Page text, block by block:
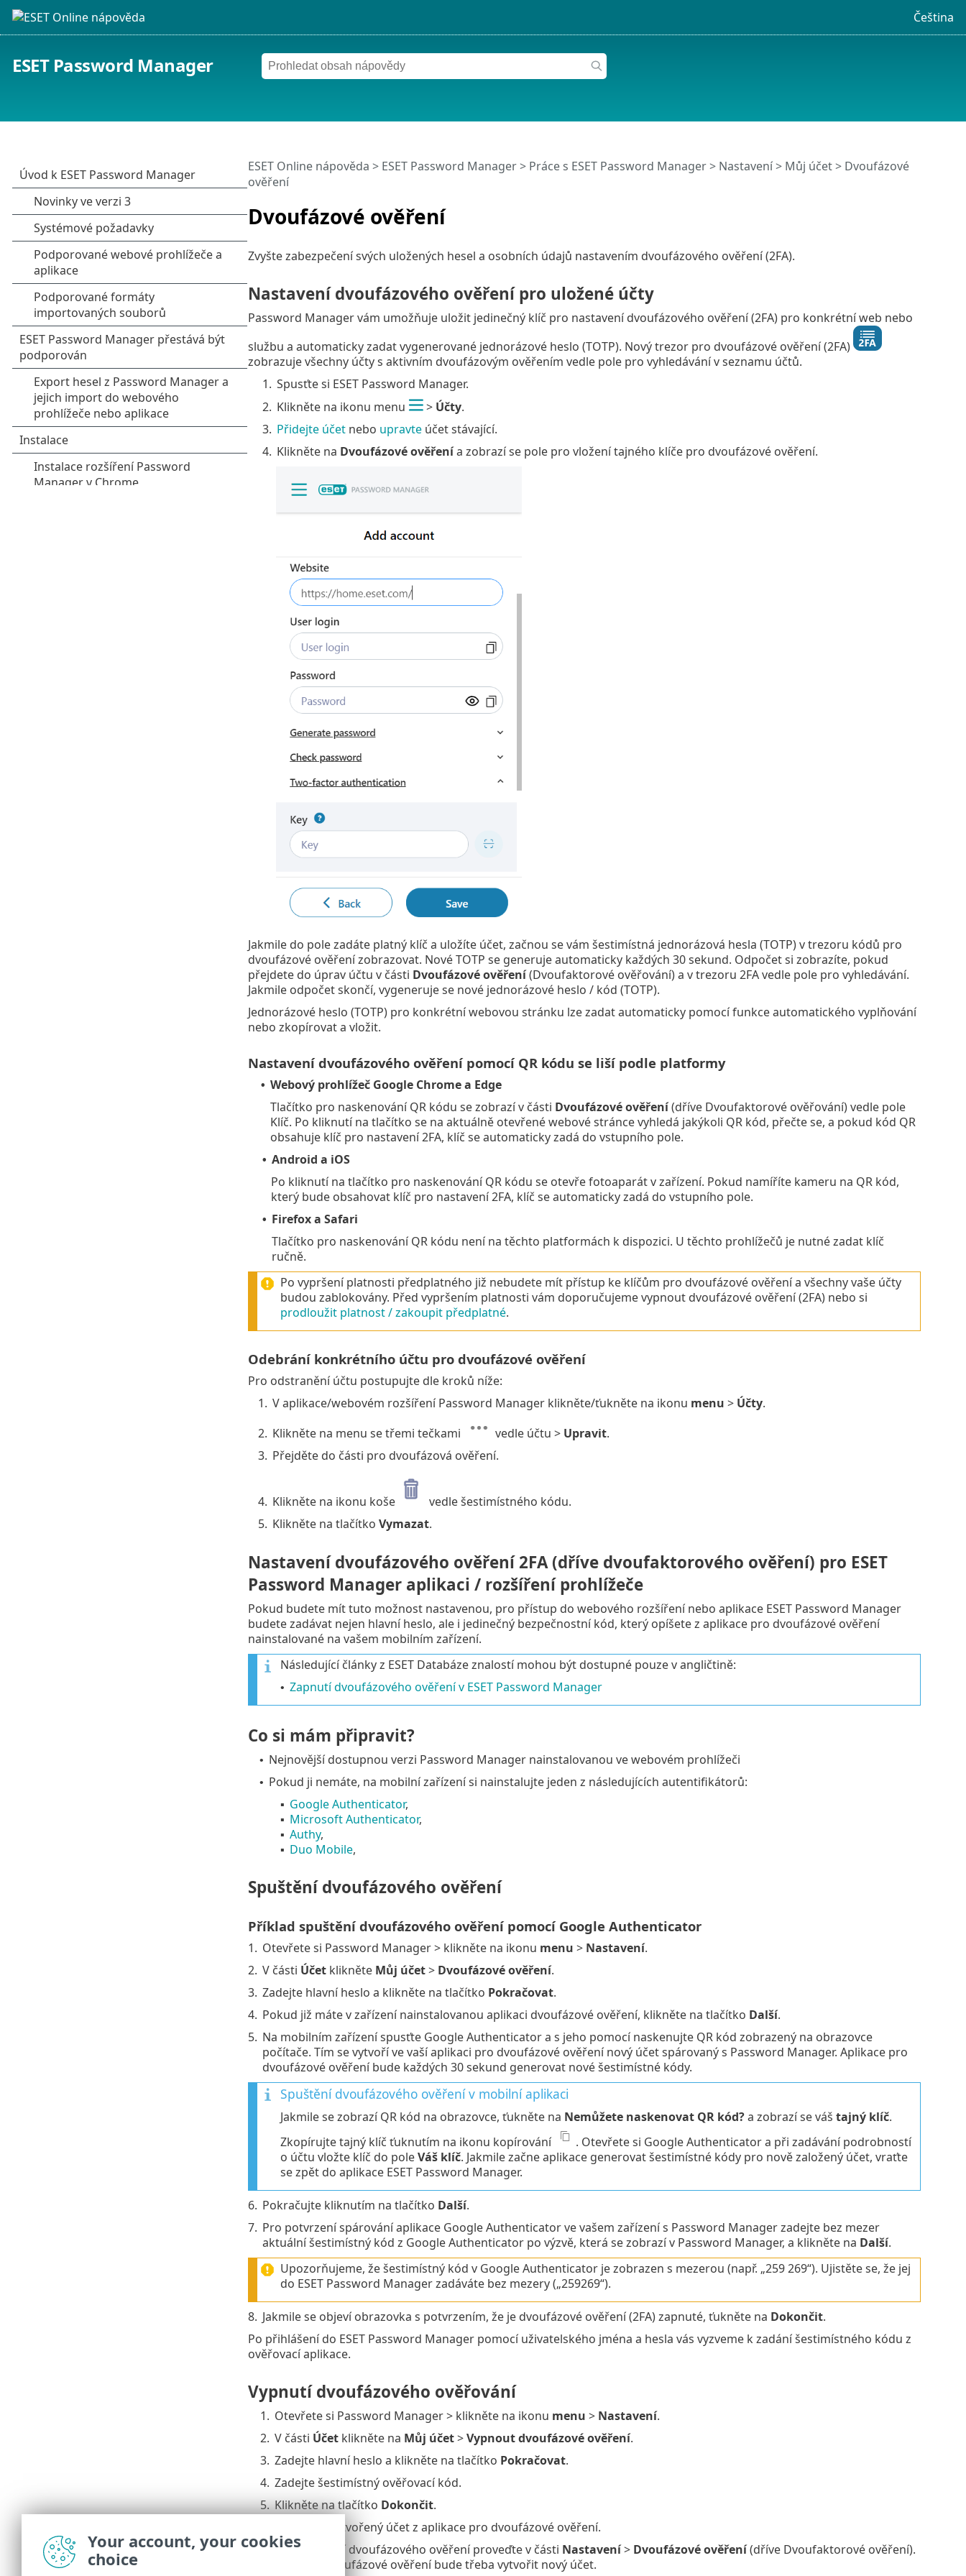
Čeština
ESET Password Manager
Dvoufázové ověření
ESET Online nápověda > ESET Password Manager> Práce s ESET Password Manager> Nastavení> Můj účet> Dvoufázové
ověření
Zvyšte zabezpečení svých uložených hesel a osobních údajů nastavením dvoufázového ověření (2FA).
Nastavení dvoufázového ověření pro uložené účty
Password Manager vám umožňuje uložit jedinečný klíč pro nastavení dvoufázového ověření (2FA) pro konkrétní web nebo
službu a automaticky zadat vygenerované jednorázové heslo (TOTP). Nový trezor pro dvoufázové ověření (2FA)
zobrazuje všechny účty s aktivním dvoufázovým ověřením vedle pole pro vyhledávání v seznamu účtů.
1. Spusťte si ESET Password Manager.
2. Klikněte na ikonu menu > Účty.
3. Přidejte účetnebo upravteúčet stávající.
4. Klikněte na Dvoufázové ověřenía zobrazí se pole pro vložení tajného klíče pro dvoufázové ověření.
Jakmile do pole zadáte platný klíč a uložíte účet, začnou se vám šestimístná jednorázová hesla (TOTP) v trezoru kódů pro
dvoufázové ověření zobrazovat. Nové TOTP se generuje automaticky každých 30 sekund. Odpočet si zobrazíte, pokud
přejdete do úprav účtu v části Dvoufázové ověření(Dvoufaktorové ověřování) a v trezoru 2FA vedle pole pro vyhledávání.
Jakmile odpočet skončí, vygeneruje se nové jednorázové heslo / kód (TOTP).
Jednorázové heslo (TOTP) pro konkrétní webovou stránku lze zadat automaticky pomocí funkce automatického vyplňování
nebo zkopírovat a vložit.
Nastavení dvoufázového ověření pomocí QR kódu se liší podle platformy
• Webový prohlížeč Google Chrome a Edge
Tlačítko pro naskenování QR kódu se zobrazí v části Dvoufázové ověření(dříve Dvoufaktorové ověřování) vedle pole
Klíč. Po kliknutí na tlačítko se na aktuálně otevřené webové stránce vyhledá jakýkoli QR kód, přečte se, a pokud kód QR
obsahuje klíč pro nastavení 2FA, klíč se automaticky zadá do vstupního pole.
• Android a iOS
Po kliknutí na tlačítko pro naskenování QR kódu se otevře fotoaparát v zařízení. Pokud namíříte kameru na QR kód,
který bude obsahovat klíč pro nastavení 2FA, klíč se automaticky zadá do vstupního pole.
• Firefox a Safari
Tlačítko pro naskenování QR kódu není na těchto platformách k dispozici. U těchto prohlížečů je nutné zadat klíč
ručně.
Po vypršení platnosti předplatného již nebudete mít přístup ke klíčům pro dvoufázové ověření a všechny vaše účty
budou zablokovány. Před vypršením platnosti vám doporučujeme vypnout dvoufázové ověření (2FA) nebo si
prodloužit platnost / zakoupit předplatné.
Odebrání konkrétního účtu pro dvoufázové ověření
Pro odstranění účtu postupujte dle kroků níže:
1. V aplikace/webovém rozšíření Password Manager klikněte/ťukněte na ikonu menu > Účty.
2. Klikněte na menu se třemi tečkami vedle účtu > Upravit.
3. Přejděte do části pro dvoufázová ověření.
4. Klikněte na ikonu koše
vedle šestimístného kódu.
5. Klikněte na tlačítko Vymazat.
Nastavení dvoufázového ověření 2FA (dříve dvoufaktorového ověření) pro ESET
Password Manager aplikaci / rozšíření prohlížeče
Pokud budete mít tuto možnost nastavenou, pro přístup do webového rozšíření nebo aplikace ESET Password Manager
budete zadávat nejen hlavní heslo, ale i jedinečný bezpečnostní kód, který opíšete z aplikace pro dvoufázové ověření
nainstalované na vašem mobilním zařízení.
Následující články z ESET Databáze znalostí mohou být dostupné pouze v angličtině:
• Zapnutí dvoufázového ověření v ESET Password Manager
Co si mám připravit?
• Nejnovější dostupnou verzi Password Manager nainstalovanou ve webovém prohlížeči
• Pokud ji nemáte, na mobilní zařízení si nainstalujte jeden z následujících autentifikátorů:
▪ Google Authenticator,
▪ Microsoft Authenticator,
▪ Authy,
▪ Duo Mobile,
Spuštění dvoufázového ověření
Příklad spuštění dvoufázového ověření pomocí Google Authenticator
1. Otevřete si Password Manager > klikněte na ikonu menu > Nastavení.
2. V části Účetklikněte Můj účet> Dvoufázové ověření.
3. Zadejte hlavní heslo a klikněte na tlačítko Pokračovat.
4. Pokud již máte v zařízení nainstalovanou aplikaci dvoufázové ověření, klikněte na tlačítko Další.
5. Na mobilním zařízení spusťte Google Authenticator a s jeho pomocí naskenujte QR kód zobrazený na obrazovce
počítače. Tím se vytvoří ve vaší aplikaci pro dvoufázové ověření nový účet spárovaný s Password Manager. Aplikace pro
dvoufázové ověření bude každých 30 sekund generovat nové šestimístné kódy.
Spuštění dvoufázového ověření v mobilní aplikaci
Jakmile se zobrazí QR kód na obrazovce, ťukněte na Nemůžete naskenovat QR kód?a zobrazí se váš tajný klíč.
Zkopírujte tajný klíč ťuknutím na ikonu kopírování
. Otevřete si Google Authenticator a při zadávání podrobností
o účtu vložte klíč do poleVáš klíč. Jakmile začne aplikace generovat šestimístné kódy pro nově založený účet, vraťte
se zpět do aplikace ESET Password Manager.
6. Pokračujte kliknutím na tlačítko Další.
7. Pro potvrzení spárování aplikace Google Authenticator ve vašem zařízení s Password Manager zadejte bez mezer
aktuální šestimístný kód z Google Authenticator po výzvě, která se zobrazí v Password Manager, a klikněte na Další.
Upozorňujeme, že šestimístný kód v Google Authenticator je zobrazen s mezerou (např. „259 269“). Ujistěte se, že jej
do ESET Password Manager zadáváte bez mezery („259269“).
8. Jakmile se objeví obrazovka s potvrzením, že je dvoufázové ověření (2FA) zapnuté, ťukněte na Dokončit.
Po přihlášení do ESET Password Manager pomocí uživatelského jména a hesla vás vyzveme k zadání šestimístného kódu z
ověřovací aplikace.
Vypnutí dvoufázového ověřování
1. Otevřete si Password Manager > klikněte na ikonu menu > Nastavení.
2. V části Účetklikněte na Můj účet>Vypnout dvoufázové ověření.
3. Zadejte hlavní heslo a klikněte na tlačítko Pokračovat.
4. Zadejte šestimístný ověřovací kód.
5. Klikněte na tlačítko Dokončit.
Odeberte vytvořený účet z aplikace pro dvoufázové ověření.
Opětovné zapnutí dvoufázového ověření proveďte v části Nastavení> Dvoufázové ověření(dříve Dvoufaktorové ověření).
V aplikaci pro dvoufázové ověření bude třeba vytvořit nový účet.
Your account, your cookies
choice